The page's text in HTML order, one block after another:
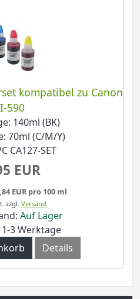
kompatibel zu Canon
590
140ml (BK)
70ml (C/M/Y)
CA127-SET
EUR
EUR pro 100 ml
zzgl. Versand
Auf Lager
3 Werktage
Details